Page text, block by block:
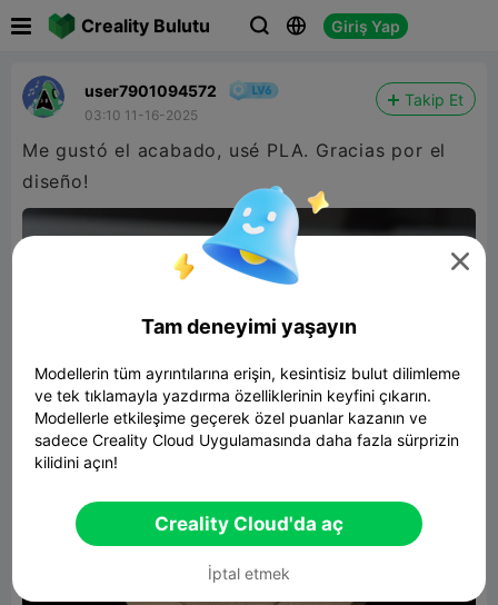
Creality Bulutu   Giriş Yap
user7901094572
03:10 11-16-2025
Takip Et
Me gustó el acabado, usé PLA. Gracias por el
diseño!

Tam deneyimi yaşayın
Modellerin tüm ayrıntılarına erişin, kesintisiz bulut dilimleme
ve tek tıklamayla yazdırma özelliklerinin keyfini çıkarın.
Modellerle etkileşime geçerek özel puanlar kazanın ve
sadece Creality Cloud Uygulamasında daha fazla sürprizin
kilidini açın!
Creality Cloud'da aç
İptal etmek